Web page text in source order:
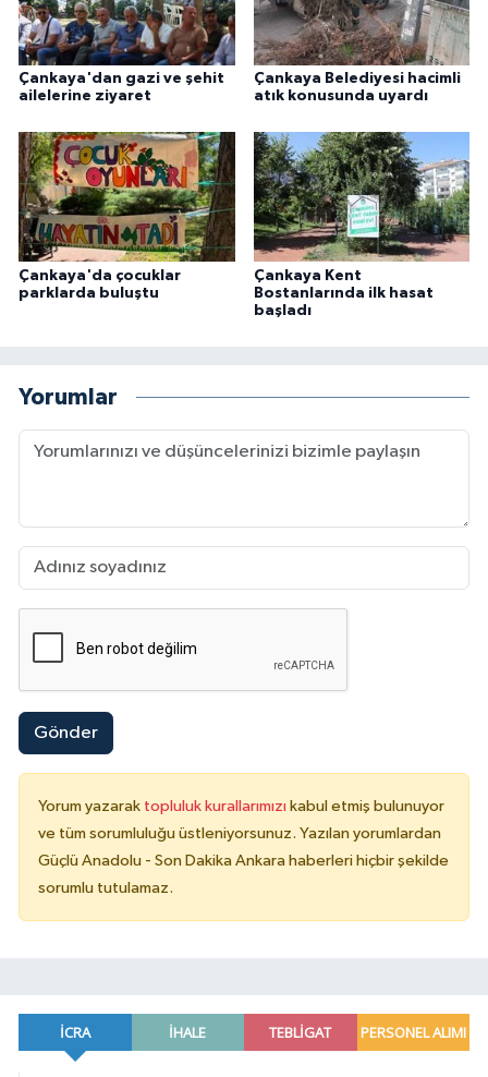
Çankaya'dan gazi ve şehit
ailelerine ziyaret
Çankaya Belediyesi hacimli
atık konusunda uyardı
Çankaya'da çocuklar
parklarda buluştu
Çankaya Kent
Bostanlarında ilk hasat
başladı
Yorumlar
Gönder
Yorum yazarak topluluk kurallarımızı kabul etmiş bulunuyor
ve tüm sorumluluğu üstleniyorsunuz. Yazılan yorumlardan
Güçlü Anadolu - Son Dakika Ankara haberleri hiçbir şekilde
sorumlu tutulamaz.